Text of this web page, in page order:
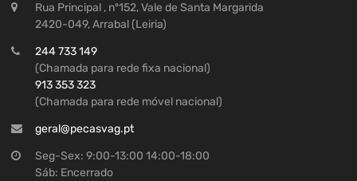
Rua Principal , nº152, Vale de Santa Margarida
2420-049, Arrabal (Leiria)
244 733 149
(Chamada para rede fixa nacional)
913 353 323
(Chamada para rede móvel nacional)
geral@pecasvag.pt
Seg-Sex: 9:00-13:00 14:00-18:00
Sáb: Encerrado